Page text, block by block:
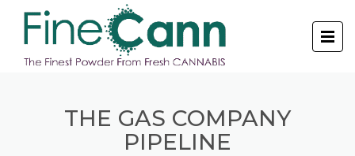
THE GAS COMPANY
PIPELINE